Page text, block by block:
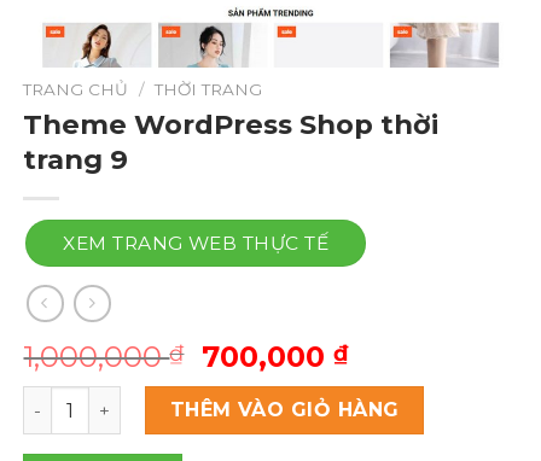
TRANG CHỦ / THỜI TRANG
Theme WordPress Shop thời
trang 9
XEM TRANG WEB THỰC TẾ
1,000,000₫
Giá
gốc
là:
1,000,000 ₫.
700,000 ₫Giá
hiện
tại
là:
Theme Wordpress Shop thời trang 9 số lượng
THÊM VÀO GIỎ HÀNG